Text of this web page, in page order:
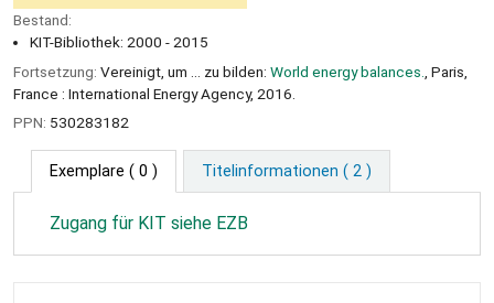
Bestand:
KIT-Bibliothek: 2000 - 2015
Fortsetzung: Vereinigt, um ... zu bilden: World energy balances.
, Paris,
France : International Energy Agency, 2016.
PPN: 530283182
Exemplare ( 0 ) Titelinformationen ( 2 )
Zugang für KIT siehe EZB